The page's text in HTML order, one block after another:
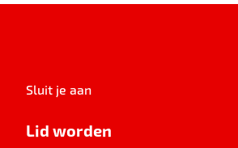
Sluit je aan
Lid worden